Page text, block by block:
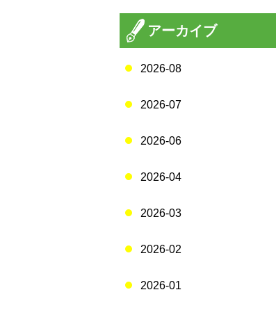
アーカイブ
2026-08
2026-07
2026-06
2026-04
2026-03
2026-02
2026-01